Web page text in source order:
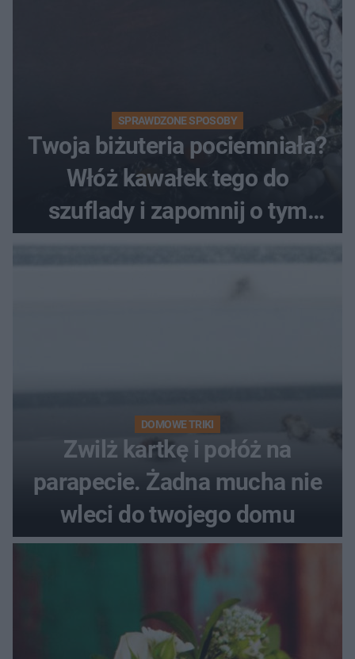
SPRAWDZONE SPOSOBY
Twoja biżuteria pociemniała?
Włóż kawałek tego do
szuflady i zapomnij o tym
DOMOWE TRIKI
Zwilż kartkę i połóż na
parapecie. Żadna mucha nie
wleci do twojego domu